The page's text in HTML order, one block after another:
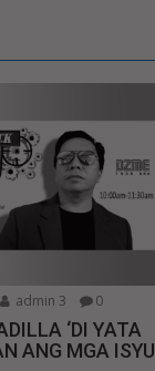
admin 3 0
‘DI YATA
ANG MGA ISYU